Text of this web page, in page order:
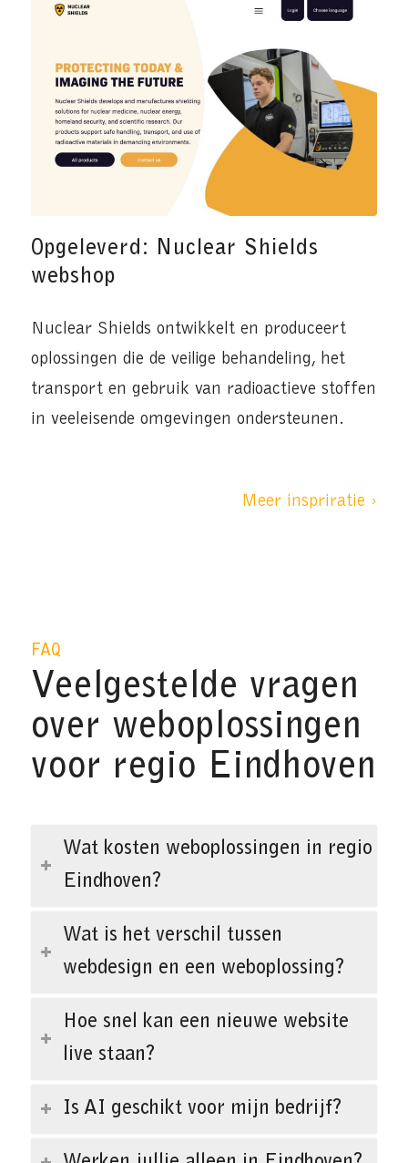
Opgeleverd: Nuclear Shields
webshop
Nuclear Shields ontwikkelt en produceert
oplossingen die de veilige behandeling, het
transport en gebruik van radioactieve stoffen
in veeleisende omgevingen ondersteunen.
Meer inspriratie ›
FAQ
Veelgestelde vragen
over weboplossingen
voor regio Eindhoven
Wat kosten weboplossingen in regio
Eindhoven?
Wat is het verschil tussen
webdesign en een weboplossing?
Hoe snel kan een nieuwe website
live staan?
Is AI geschikt voor mijn bedrijf?